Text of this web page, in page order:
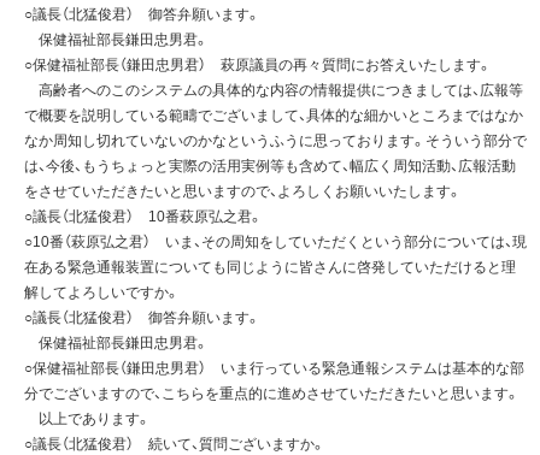
○議長（北猛俊君） 御答弁願います。
保健福祉部長鎌田忠男君。
○保健福祉部長（鎌田忠男君） 萩原議員の再々質問にお答えいたします。
高齢者へのこのシステムの具体的な内容の情報提供につきましては、広報等
で概要を説明している範疇でございまして、具体的な細かいところまではなか
なか周知し切れていないのかなというふうに思っております。そういう部分で
は、今後、もうちょっと実際の活用実例等も含めて、幅広く周知活動、広報活動
をさせていただきたいと思いますので、よろしくお願いいたします。
○議長（北猛俊君） 10番萩原弘之君。
○10番（萩原弘之君） いま、その周知をしていただくという部分については、現
在ある緊急通報装置についても同じように皆さんに啓発していただけると理
解してよろしいですか。
○議長（北猛俊君） 御答弁願います。
保健福祉部長鎌田忠男君。
○保健福祉部長（鎌田忠男君） いま行っている緊急通報システムは基本的な部
分でございますので、こちらを重点的に進めさせていただきたいと思います。
以上であります。
○議長（北猛俊君） 続いて、質問ございますか。